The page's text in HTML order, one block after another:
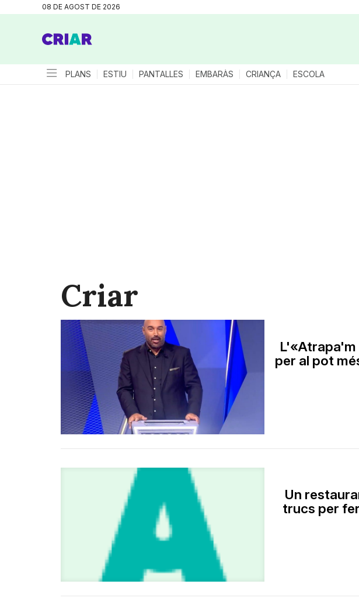
08 DE AGOST DE 2026
PLANS ESTIU PANTALLES EMBARÀS CRIANÇA ESCOLA
Criar
per al pot
Un
trucs per